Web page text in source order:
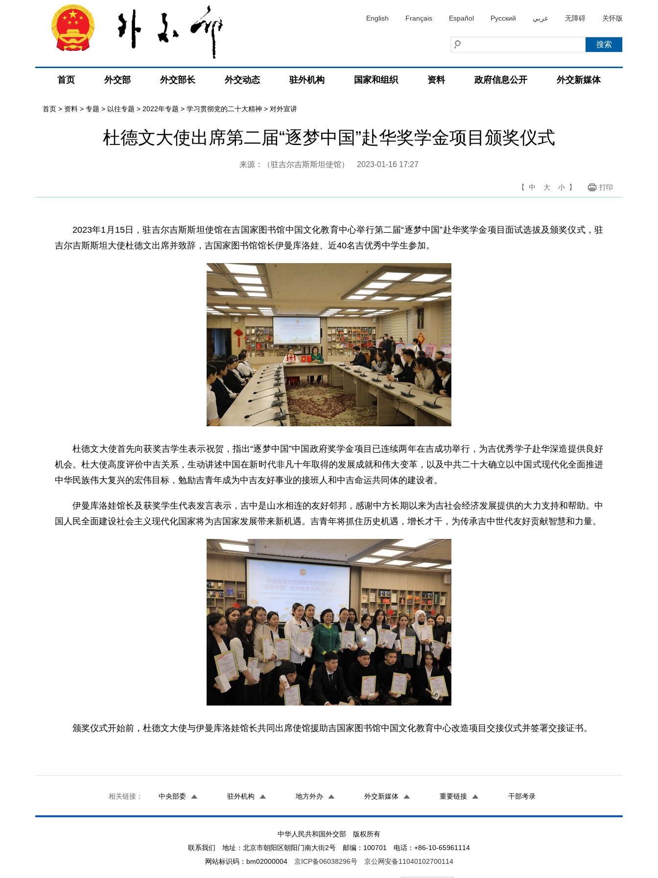
English Français Español Русский عربي 无障碍 关怀版
首页 外交部 外交部长 外交动态 驻外机构 国家和组织 资料 政府信息公开 外交新媒体
首页 > 资料 > 专题 > 以往专题 > 2022年专题 > 学习贯彻党的二十大精神 > 对外宣讲
杜德文大使出席第二届“逐梦中国”赴华奖学金项目颁奖仪式
来源：（驻吉尔吉斯斯坦使馆） 2023-01-16 17:27
【 中 大 小 】 打印
2023年1月15日，驻吉尔吉斯斯坦使馆在吉国家图书馆中国文化教育中心举行第二届“逐梦中国”赴华奖学金项目面试选拔及颁奖仪式，驻
吉尔吉斯斯坦大使杜德文出席并致辞，吉国家图书馆馆长伊曼库洛娃、近40名吉优秀中学生参加。
杜德文大使首先向获奖吉学生表示祝贺，指出“逐梦中国”中国政府奖学金项目已连续两年在吉成功举行，为吉优秀学子赴华深造提供良好
机会。杜大使高度评价中吉关系，生动讲述中国在新时代非凡十年取得的发展成就和伟大变革，以及中共二十大确立以中国式现代化全面推进
中华民族伟大复兴的宏伟目标，勉励吉青年成为中吉友好事业的接班人和中吉命运共同体的建设者。
伊曼库洛娃馆长及获奖学生代表发言表示，吉中是山水相连的友好邻邦，感谢中方长期以来为吉社会经济发展提供的大力支持和帮助。中
国人民全面建设社会主义现代化国家将为吉国家发展带来新机遇。吉青年将抓住历史机遇，增长才干，为传承吉中世代友好贡献智慧和力量。
颁奖仪式开始前，杜德文大使与伊曼库洛娃馆长共同出席使馆援助吉国家图书馆中国文化教育中心改造项目交接仪式并签署交接证书。
相关链接： 中央部委 驻外机构 地方外办 外交新媒体 重要链接 干部考录
中华人民共和国外交部 版权所有
联系我们 地址：北京市朝阳区朝阳门南大街2号 邮编：100701 电话：+86-10-65961114
网站标识码：bm02000004 京ICP备06038296号 京公网安备11040102700114